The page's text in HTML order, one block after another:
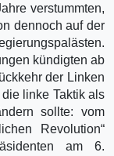
verstummten,
dennoch auf der
kündigten ab
der Linken
linke Taktik als
sollte: vom
Revolution“
am 6.